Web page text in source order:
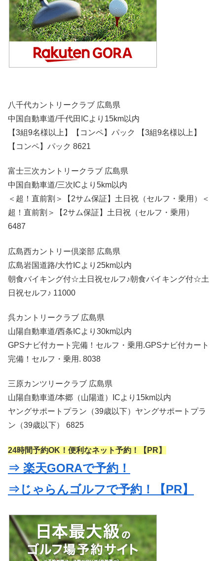
八千代カントリークラブ 広島県
中国自動車道/千代田ICより15km以内
【3組9名様以上】【コンペ】パック 【3組9名様以上】
【コンペ】パック 8621
富士三次カントリークラブ 広島県
中国自動車道/三次ICより5km以内
＜超！直前割＞【2サム保証】土日祝（セルフ・乗用）＜
超！直前割＞【2サム保証】土日祝（セルフ・乗用）
6487
広島西カントリー倶楽部 広島県
広島岩国道路/大竹ICより25km以内
朝食バイキング付☆土日祝セルフ♪朝食バイキング付☆土
日祝セルフ♪ 11000
呉カントリークラブ 広島県
山陽自動車道/西条ICより30km以内
GPSナビ付カート完備！セルフ・乗用.GPSナビ付カート
完備！セルフ・乗用. 8038
三原カンツリークラブ 広島県
山陽自動車道/本郷（山陽道）ICより15km以内
ヤングサポートプラン（39歳以下）ヤングサポートプラ
ン（39歳以下） 6825
24時間予約OK！便利なネット予約！【PR】
⇒ 楽天GORAで予約！
⇒じゃらんゴルフで予約！【PR】